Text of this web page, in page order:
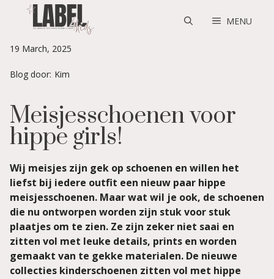
MENU
19 March, 2025
Blog door: Kim
Meisjesschoenen voor
hippe girls!
Wij meisjes zijn gek op schoenen en willen het
liefst bij iedere outfit een nieuw paar hippe
meisjesschoenen. Maar wat wil je ook, de schoenen
die nu ontworpen worden zijn stuk voor stuk
plaatjes om te zien. Ze zijn zeker niet saai en
zitten vol met leuke details, prints en worden
gemaakt van te gekke materialen. De nieuwe
collecties kinderschoenen zitten vol met hippe